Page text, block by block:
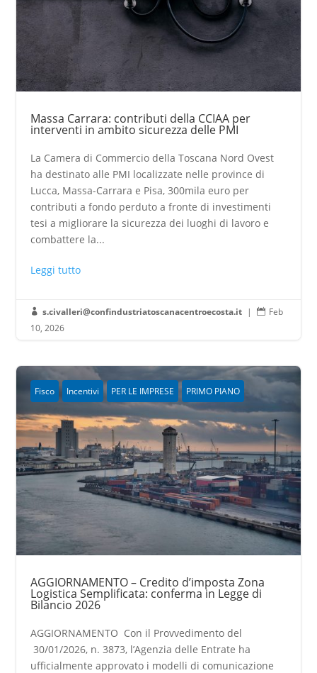
Massa Carrara: contributi della CCIAA per
interventi in ambito sicurezza delle PMI
La Camera di Commercio della Toscana Nord Ovest
ha destinato alle PMI localizzate nelle province di
Lucca, Massa-Carrara e Pisa, 300mila euro per
contributi a fondo perduto a fronte di investimenti
tesi a migliorare la sicurezza dei luoghi di lavoro e
combattere la...
Leggi tutto
 s.civalleri@confindustriatoscanacentroecosta.it |  Feb
10, 2026
Fisco Incentivi PER LE IMPRESE PRIMO PIANO
AGGIORNAMENTO – Credito d’imposta Zona
Logistica Semplificata: conferma in Legge di
Bilancio 2026
AGGIORNAMENTO Con il Provvedimento del
30/01/2026, n. 3873, l’Agenzia delle Entrate ha
ufficialmente approvato i modelli di comunicazione